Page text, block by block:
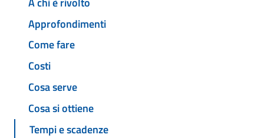
Approfondimenti
Come fare
Costi
Cosa serve
Cosa si ottiene
Tempi e scadenze